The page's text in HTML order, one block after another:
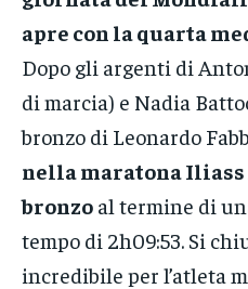
apre con la quarta
Dopo gli argenti di
di marcia) e Nadia
bronzo di Leonardo
nella maratona
bronzo al termine di
tempo di 2h09:53. Si
incredibile per l’atleta